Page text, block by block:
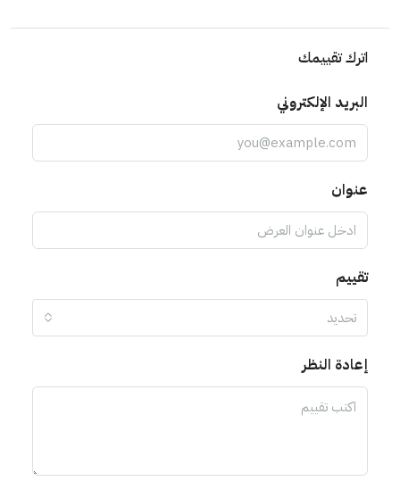
اترك تقييمك
البريد الإلكتروني
عنوان
تقييم
تحديد
إعادة النظر